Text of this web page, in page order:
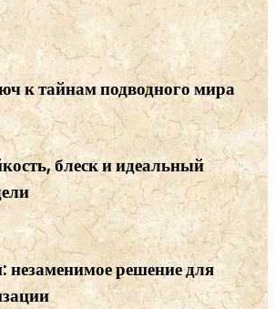
к тайнам подводного мира
блеск и идеальный
решение для